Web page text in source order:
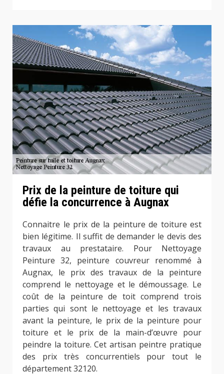
Prix de la peinture de toiture qui
défie la concurrence à Augnax
Connaitre le prix de la peinture de toiture est
bien légitime. Il suffit de demander le devis des
travaux au prestataire. Pour Nettoyage
Peinture 32, peinture couvreur renommé à
Augnax, le prix des travaux de la peinture
comprend le nettoyage et le démoussage. Le
coût de la peinture de toit comprend trois
parties qui sont le nettoyage et les travaux
avant la peinture, le prix de la peinture pour
toiture et le prix de la main-d’œuvre pour
peindre la toiture. Cet artisan peintre pratique
des prix très concurrentiels pour tout le
département 32120.